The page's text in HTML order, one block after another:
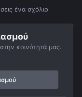
ένα σχόλιο
κοινότητά μας.